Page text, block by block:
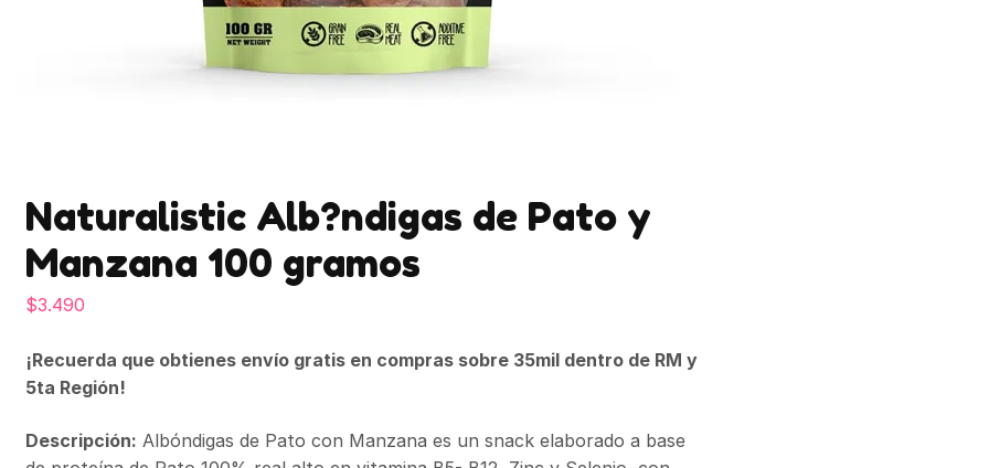
Naturalistic Alb?ndigas de Pato y
Manzana 100 gramos
$3.490
¡Recuerda que obtienes envío gratis en compras sobre 35mil dentro de RM y
5ta Región!
Descripción: Albóndigas de Pato con Manzana es un snack elaborado a base